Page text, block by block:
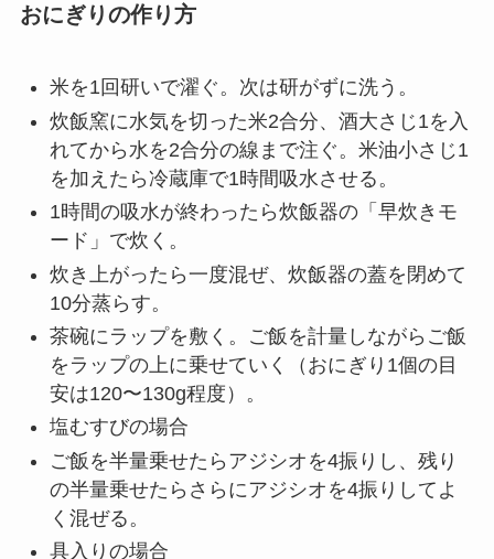
おにぎりの作り方
米を1回研いで濯ぐ。次は研がずに洗う。
炊飯窯に水気を切った米2合分、酒大さじ1を入
れてから水を2合分の線まで注ぐ。米油小さじ1
を加えたら冷蔵庫で1時間吸水させる。
1時間の吸水が終わったら炊飯器の「早炊きモ
ード」で炊く。
炊き上がったら一度混ぜ、炊飯器の蓋を閉めて
10分蒸らす。
茶碗にラップを敷く。ご飯を計量しながらご飯
をラップの上に乗せていく（おにぎり1個の目
安は120〜130g程度）。
塩むすびの場合
ご飯を半量乗せたらアジシオを4振りし、残り
の半量乗せたらさらにアジシオを4振りしてよ
く混ぜる。
具入りの場合